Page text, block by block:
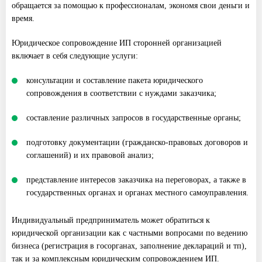
обращается за помощью к профессионалам, экономя свои деньги и
время.
Юридическое сопровождение ИП сторонней организацией
включает в себя следующие услуги:
консультации и составление пакета юридического
сопровождения в соответствии с нуждами заказчика;
составление различных запросов в государственные органы;
подготовку документации (гражданско-правовых договоров и
соглашений) и их правовой анализ;
представление интересов заказчика на переговорах, а также в
государственных органах и органах местного самоуправления.
Индивидуальный предприниматель может обратиться к
юридической организации как с частными вопросами по ведению
бизнеса (регистрация в госорганах, заполнение деклараций и тп),
так и за комплексным юридическим сопровождением ИП.